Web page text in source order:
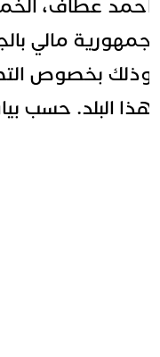
مالي
بخصوص
البلد. حسب